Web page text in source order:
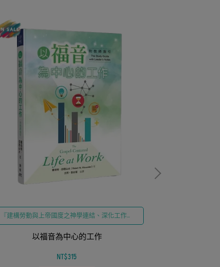
『建構勞動與上帝國度之神學連結、深化工作動
機與基督信仰之整全融合、提供在職場實踐福音
影響力之具體路徑』
以福音為中心的工作
NT$315